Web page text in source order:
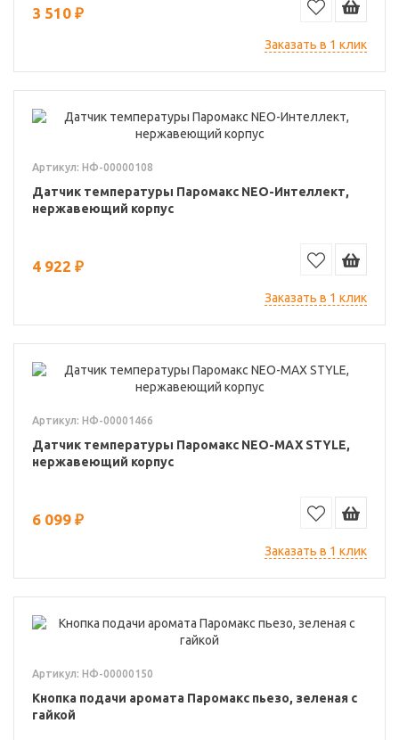
3 510 ₽
Заказать в 1 клик
Артикул: НФ-00000108
Датчик температуры Паромакс NEO-Интеллект,
нержавеющий корпус
4 922 ₽
Заказать в 1 клик
Артикул: НФ-00001466
Датчик температуры Паромакс NEO-MAX STYLE,
нержавеющий корпус
6 099 ₽
Заказать в 1 клик
Артикул: НФ-00000150
Кнопка подачи аромата Паромакс пьезо, зеленая с
гайкой